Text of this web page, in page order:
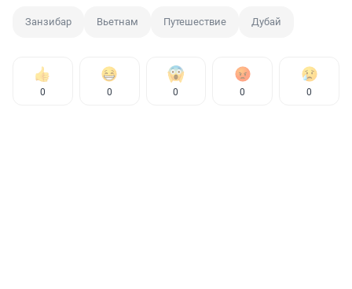
Занзибар Вьетнам Путешествие Дубай
0 0 0 0 0